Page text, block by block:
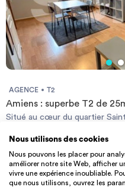
ce bien est exposé sont
https://
AGENCE T2
Amiens : superbe T2 de
Situé au cœur du quartier
cuisine équipée et aménagée,
salle de douche, des WC
mezzanine. Un parking peut-
Merci de déposer votre
CC
80000 Amiens
Nous utilisons des cookies
Nous pouvons les placer pour
améliorer notre site Web, afficher
vivre une expérience inoubliable.
que nous utilisons, ouvrez les